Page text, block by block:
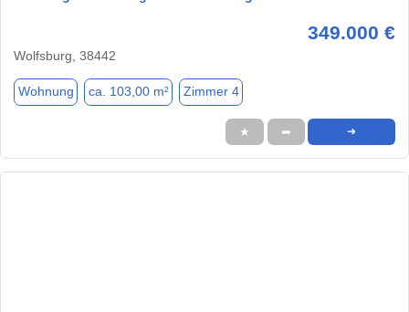
349.000 €
Wolfsburg, 38442
Wohnung ca. 103,00 m² Zimmer 4
★ ➦ ➜